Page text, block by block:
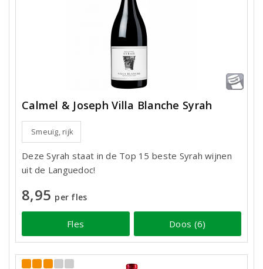
Calmel & Joseph Villa Blanche Syrah
Smeuïg, rijk
Deze Syrah staat in de Top 15 beste Syrah wijnen
uit de Languedoc!
8,95 per fles
Fles Doos (6)